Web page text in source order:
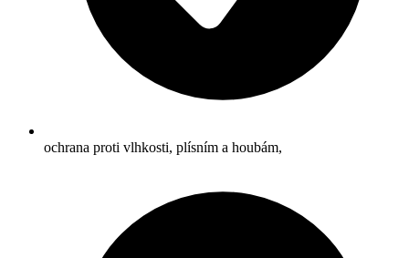
ochrana proti vlhkosti, plísním a houbám,